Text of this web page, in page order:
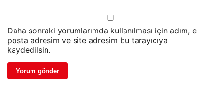
Daha sonraki yorumlarımda kullanılması için adım, e-
posta adresim ve site adresim bu tarayıcıya
kaydedilsin.